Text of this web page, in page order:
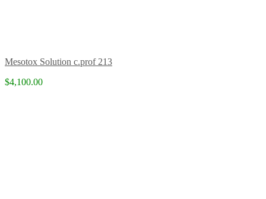
Mesotox Solution c.prof 213
$4,100.00